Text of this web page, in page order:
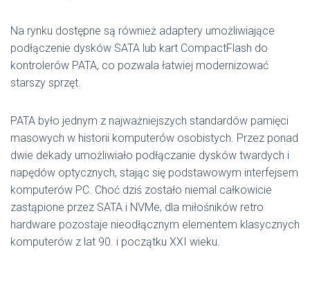
Na rynku dostępne są również adaptery umożliwiające
podłączenie dysków SATA lub kart CompactFlash do
kontrolerów PATA, co pozwala łatwiej modernizować
starszy sprzęt.
PATA było jednym z najważniejszych standardów pamięci
masowych w historii komputerów osobistych. Przez ponad
dwie dekady umożliwiało podłączanie dysków twardych i
napędów optycznych, stając się podstawowym interfejsem
komputerów PC. Choć dziś zostało niemal całkowicie
zastąpione przez SATA i NVMe, dla miłośników retro
hardware pozostaje nieodłącznym elementem klasycznych
komputerów z lat 90. i początku XXI wieku.